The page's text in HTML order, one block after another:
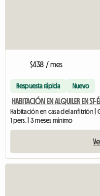
$438 / mes
Respuesta rápida Nuevo
HABITACIÓN EN ALQUILER EN ST-
Habitación en casa del anfitrión |
1 pers. | 3 meses mínimo